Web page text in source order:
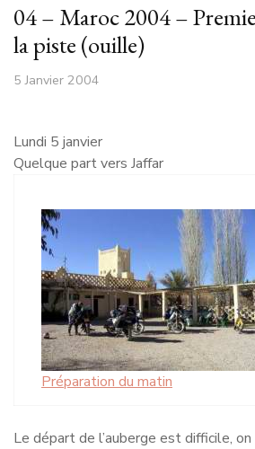
04 – Maroc 2004 –
la piste (ouille)
5 Janvier 2004
Lundi 5 janvier
Quelque part vers Jaffar
Préparation du matin
Le départ de l’auberge est difficile,